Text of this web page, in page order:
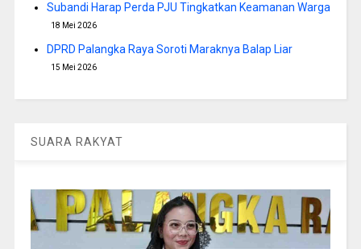
Subandi Harap Perda PJU Tingkatkan Keamanan Warga
18 Mei 2026
DPRD Palangka Raya Soroti Maraknya Balap Liar
15 Mei 2026
SUARA RAKYAT